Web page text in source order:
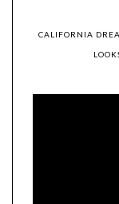
CALIFORNIA